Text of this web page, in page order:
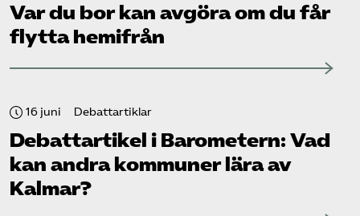
Var du bor kan avgöra om du får
flytta hemifrån
16 juni Debattartiklar
Debattartikel i Barometern: Vad
kan andra kommuner lära av
Kalmar?